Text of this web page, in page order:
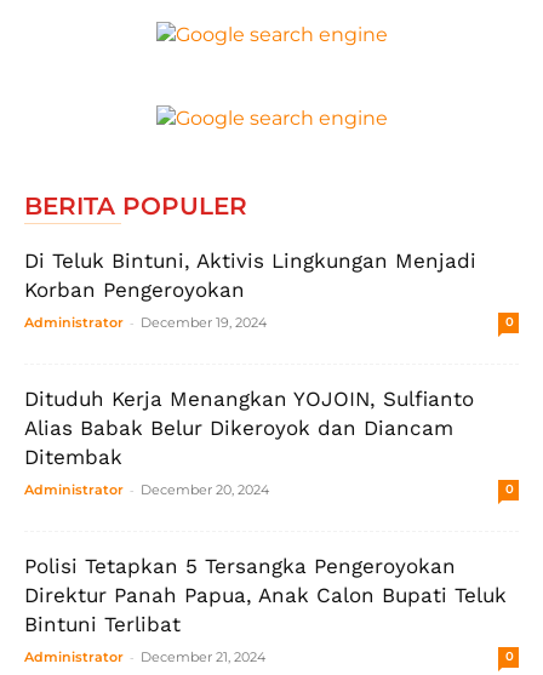
BERITA POPULER
Di Teluk Bintuni, Aktivis Lingkungan Menjadi
Korban Pengeroyokan
Administrator - December 19, 2024 0
Dituduh Kerja Menangkan YOJOIN, Sulfianto
Alias Babak Belur Dikeroyok dan Diancam
Ditembak
Administrator - December 20, 2024 0
Polisi Tetapkan 5 Tersangka Pengeroyokan
Direktur Panah Papua, Anak Calon Bupati Teluk
Bintuni Terlibat
Administrator - December 21, 2024 0